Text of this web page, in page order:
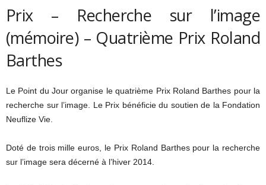
Prix – Recherche sur l’image
(mémoire) – Quatrième Prix Roland
Barthes
Le Point du Jour organise le quatrième Prix Roland Barthes pour la
recherche sur l’image. Le Prix bénéficie du soutien de la Fondation
Neuflize Vie.
Doté de trois mille euros, le Prix Roland Barthes pour la recherche
sur l’image sera décerné à l’hiver 2014.